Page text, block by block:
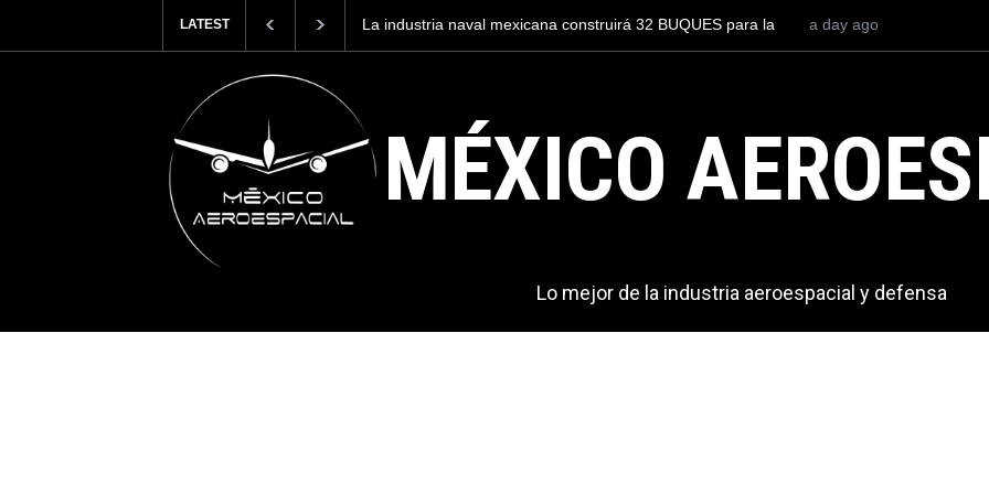
LATEST
La industria naval mexicana construirá 32 BUQUES para la
Entrenar a un piloto
cuesta 2.9 millones de
a day ago
MÉXICO
Lo mejor de la industria aeroespacial y defensa